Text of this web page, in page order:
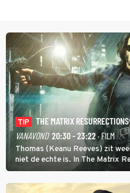
TIP
THE MATRIX RESURRECTIONS
VANAVOND 20:30 - 23:22· FILM
Thomas (Keanu Reeves) zit
niet de echte is. In The Matrix
proberen uit deze schijnwereld